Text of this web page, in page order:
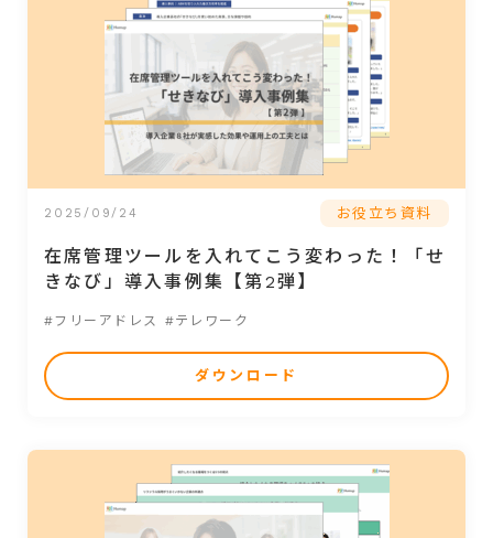
2025/09/24 お役立ち資料
在席管理ツールを入れてこう変わった！「せ
きなび」導入事例集【第2弾】
#フリーアドレス #テレワーク
ダウンロード